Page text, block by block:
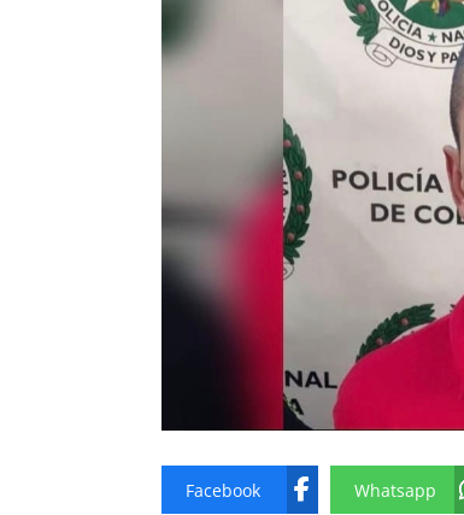
Facebook Whatsapp